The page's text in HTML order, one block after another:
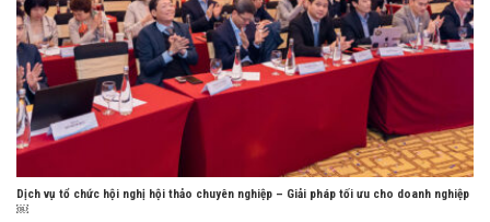
Dịch vụ tổ chức hội nghị hội thảo chuyên nghiệp – Giải pháp tối ưu cho doanh nghiệp
￼